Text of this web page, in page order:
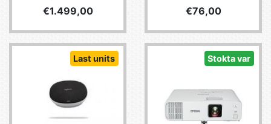
Fiyat
€1.499,00 Fiyat
€76,00
Last units Stokta var